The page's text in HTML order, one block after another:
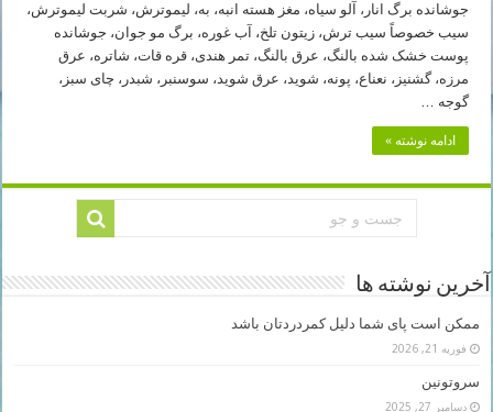
جوشانده برگ انار، آلو سیاه، مغز هسته انبه، به، لیموترش، شربت لیموترش،
سیب خصوصاً سیب ترش، زیتون تلخ، آب غوره، برگ مو جوان، جوشانده
پوست خشک شده بالنگ، عرق بالنگ، تمر هندی، قره قات، شاتره، عرق
مرزه، گشنیز، نعناع، پونه، شوید، عرق شوید، سوسنبر، شبدر، چای سبز،
گوجه …
ادامه نوشته »
آخرین نوشته ها
ممکن است پای شما دلیل کمردردتان باشد
فوریه 21, 2026
سروتونین
دسامبر 27, 2025